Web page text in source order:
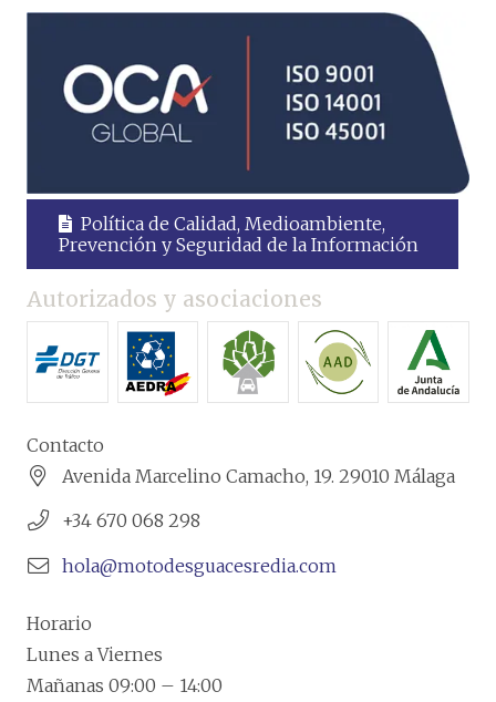
Política de Calidad, Medioambiente,
Prevención y Seguridad de la Información
Autorizados y asociaciones
Contacto
Avenida Marcelino Camacho, 19. 29010 Málaga
+34 670 068 298
hola@motodesguacesredia.com
Horario
Lunes a Viernes
Mañanas 09:00 – 14:00